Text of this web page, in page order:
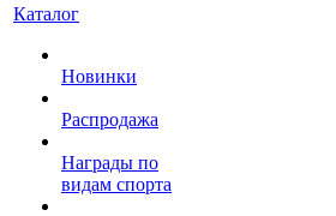
Каталог
Новинки
Распродажа
Награды по
видам спорта